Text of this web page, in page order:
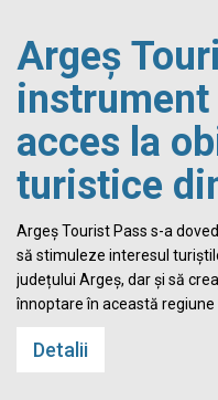
Argeș
acces la
turistice
Argeș Tourist Pass s-a
să stimuleze interesul
județului Argeș, dar și să
înnoptare în această regiune
Detalii